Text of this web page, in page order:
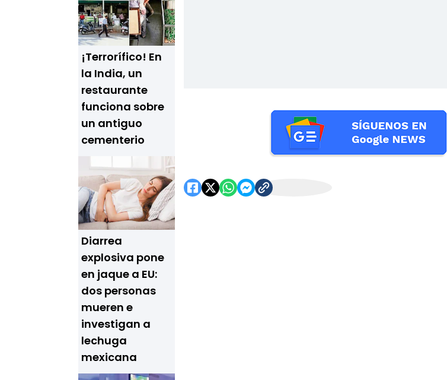
¡Terrorífico! En
la India, un
restaurante
funciona sobre
un antiguo
cementerio
Diarrea
explosiva pone
en jaque a EU:
dos personas
mueren e
investigan a
lechuga
mexicana